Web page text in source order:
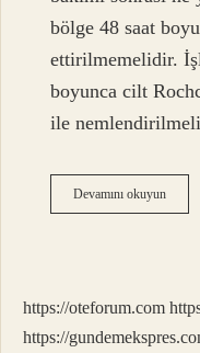
bölge 48 saat
ettirilmemelidir.
boyunca cilt
ile
Devamını okuyunArc
Soğuk
https://oteforum.com
https://